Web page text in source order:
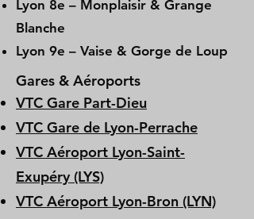
Lyon 8e – Monplaisir & Grange
Blanche
Lyon 9e – Vaise & Gorge de Loup
Gares & Aéroports
VTC Gare Part-Dieu
VTC Gare de Lyon-Perrache
VTC Aéroport Lyon-Saint-
Exupéry (LYS)
VTC Aéroport Lyon-Bron (LYN)